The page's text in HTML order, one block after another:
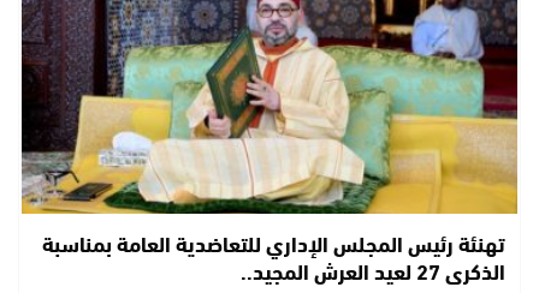
تهنئة رئيس المجلس الإداري للتعاضدية العامة بمناسبة
الذكرى 27 لعيد العرش المجيد..